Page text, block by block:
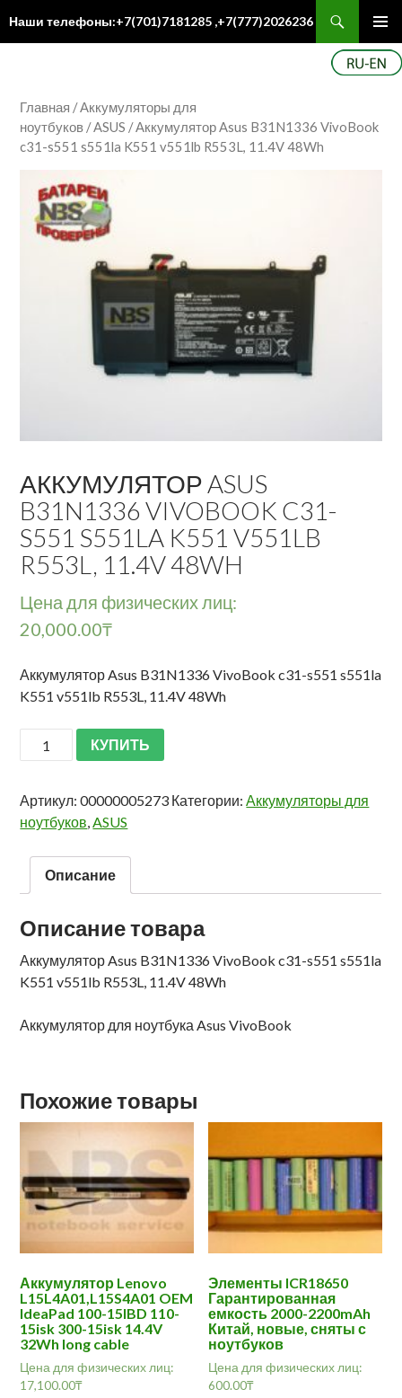
Наши телефоны:+7(701)7181285 ,+7(777)2026236
Главная /Аккумуляторы для
ноутбуков /ASUS / Аккумулятор Asus B31N1336 VivoBook
c31-s551 s551la K551 v551lb R553L, 11.4V 48Wh
АККУМУЛЯТОР ASUS
B31N1336 VIVOBOOK C31-
S551 S551LA K551 V551LB
R553L, 11.4V 48WH
Цена для физических лиц:
20,000.00₸
Аккумулятор Asus B31N1336 VivoBook c31-s551 s551la
K551 v551lb R553L, 11.4V 48Wh
КУПИТЬ
Артикул:00000005273 Категории:Аккумуляторы для
ноутбуков,ASUS
Описание
Описание товара
Аккумулятор Asus B31N1336 VivoBook c31-s551 s551la
K551 v551lb R553L, 11.4V 48Wh
Аккумулятор для ноутбука Asus VivoBook
Похожие товары
Аккумулятор Lenovo
L15L4A01,L15S4A01 OEM
IdeaPad 100-15IBD 110-
15isk 300-15isk 14.4V
32Wh long cable
Цена для физических лиц:
17,100.00₸
Элементы ICR18650
Гарантированная
емкость 2000-2200mAh
Китай, новые, сняты с
ноутбуков
Цена для физических лиц:
600.00₸